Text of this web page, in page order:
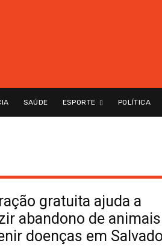
SAÚDE ESPORTE POLÍTICA
gratuita ajuda a
abandono de
doenças em